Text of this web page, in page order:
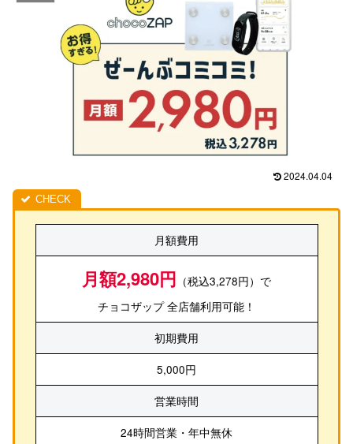
2024.04.04
月額費用
月額2,980円 （税込3,278円）で
チョコザップ 全店舗利用可能！
初期費用
5,000円
営業時間
24時間営業・年中無休